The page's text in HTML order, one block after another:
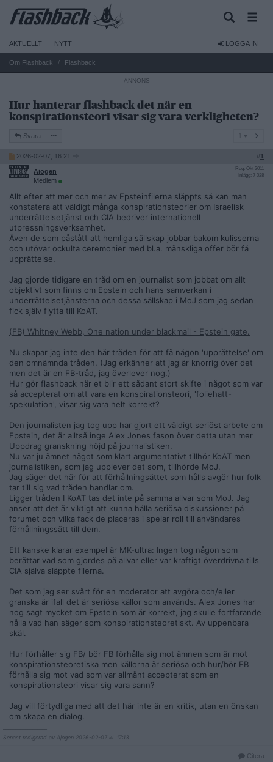
AKTUELLT NYTT LOGGA IN
Om Flashback Flashback
Hur hanterar flashback det när en
konspirationsteori visar sig vara verkligheten?
Svara
2026-02-07, 16:21 #1
Ajogen
Medlem
Reg: Okt 2011
Inlägg: 7 028
Allt efter att mer och mer av Epsteinfilerna släppts så kan man
konstatera att väldigt många konspirationsteorier om Israelisk
underrättelsetjänst och CIA bedriver internationell
utpressningsverksamhet.
Även de som påstått att hemliga sällskap jobbar bakom kulisserna
och utövar ockulta ceremonier med bl.a. mänskliga offer bör få
upprättelse.
Jag gjorde tidigare en tråd om en journalist som jobbat om allt
objektivt som finns om Epstein och hans samverkan i
underrättelsetjänsterna och dessa sällskap i MoJ som jag sedan
fick själv flytta till KoAT.
(FB) Whitney Webb, One nation under blackmail - Epstein gate.
Nu skapar jag inte den här tråden för att få någon 'upprättelse' om
den omnämnda tråden. (Jag erkänner att jag är knorrig över det
men det är en FB-tråd, jag överlever nog.)
Hur gör flashback när et blir ett sådant stort skifte i något som var
så accepterat om att vara en konspirationsteori, 'foliehatt-
spekulation', visar sig vara helt korrekt?
Den journalisten jag tog upp har gjort ett väldigt seriöst arbete om
Epstein, det är alltså inge Alex Jones fason över detta utan mer
Uppdrag granskning höjd på journalistiken.
Nu var ju ämnet något som klart argumentativt tillhör KoAT men
journalistiken, som jag upplever det som, tillhörde MoJ.
Jag säger det här för att förhållningsättet som hålls avgör hur folk
tar till sig vad tråden handlar om.
Ligger tråden I KoAT tas det inte på samma allvar som MoJ. Jag
anser att det är viktigt att kunna hålla seriösa diskussioner på
forumet och vilka fack de placeras i spelar roll till användares
förhållningssätt till dem.
Ett kanske klarar exempel är MK-ultra: Ingen tog någon som
berättar vad som gjordes på allvar eller var kraftigt överdrivna tills
CIA själva släppte filerna.
Det som jag ser svårt för en moderator att avgöra och/eller
granska är ifall det är seriösa källor som används. Alex Jones har
nog sagt mycket om Epstein som är korrekt, jag skulle fortfarande
hålla vad han säger som konspirationsteoretiskt. Av uppenbara
skäl.
Hur förhåller sig FB/ bör FB förhålla sig mot ämnen som är mot
konspirationsteoretiska men källorna är seriösa och hur/bör FB
förhålla sig mot vad som var allmänt accepterat som en
konspirationsteori visar sig vara sann?
Jag vill förtydliga med att det här inte är en kritik, utan en önskan
om skapa en dialog.
Senast redigerad av Ajogen 2026-02-07 kl. 17:13.
Citera